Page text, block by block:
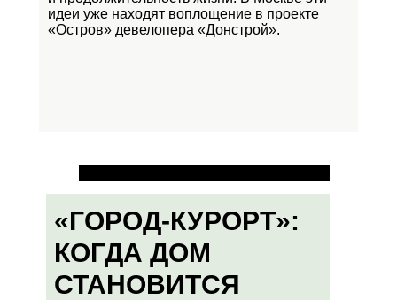
идеи уже находят воплощение в проекте
«Остров» девелопера «Донстрой».
«ГОРОД-КУРОРТ»:
КОГДА ДОМ
СТАНОВИТСЯ